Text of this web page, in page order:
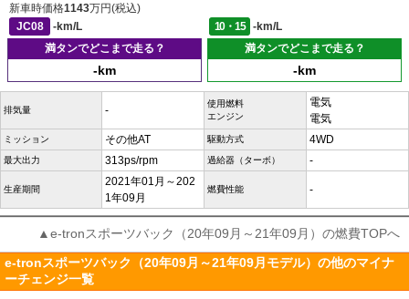
新車時価格1143万円(税込)
JC08
-km/L 10・15
-km/L
満タンでどこまで走る？
-km
満タンでどこまで走る？
-km
排気量 -
使用燃料
エンジン
電気
電気
ミッション その他AT 駆動方式 4WD
最大出力 313ps/rpm 過給器（ターボ） -
生産期間
2021年01月～202
1年09月
燃費性能 -
▲e-tronスポーツバック（20年09月～21年09月）の燃費TOPへ
e-tronスポーツバック（20年09月～21年09月モデル）の他のマイナ
ーチェンジ一覧